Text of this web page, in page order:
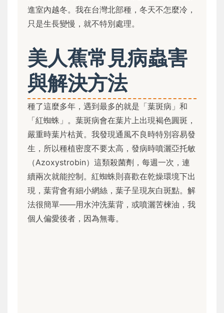
進室內越冬。我在台灣北部種，冬天不怎麼冷，
只是生長變慢，就不特別處理。
美人蕉常見病蟲害
與解決方法
種了這麼多年，遇到最多的就是「葉斑病」和
「紅蜘蛛」。葉斑病會在葉片上出現褐色圓斑，
嚴重時葉片枯黃。我發現通風不良時特別容易發
生，所以種植密度不要太高，發病時噴灑亞托敏
（Azoxystrobin）這類殺菌劑，每週一次，連
續兩次就能控制。紅蜘蛛則喜歡在乾燥環境下出
現，葉背會有細小網絲，葉子呈現灰白斑點。解
法很簡單——用水沖洗葉背，或噴灑苦楝油，我
個人偏愛後者，因為無毒。